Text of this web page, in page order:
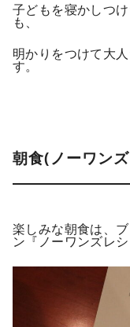
子どもを寝かしつ
も、
明かりをつけて大
す。
朝食(ノーワン
楽しみな朝食は、
ン『ノーワンズレシ